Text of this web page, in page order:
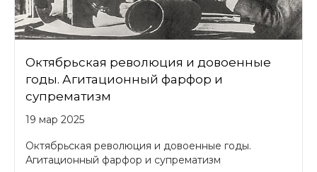
Октябрьская революция и довоенные
годы. Агитационный фарфор и
супрематизм
19 мар 2025
Октябрьская революция и довоенные годы.
Агитационный фарфор и супрематизм